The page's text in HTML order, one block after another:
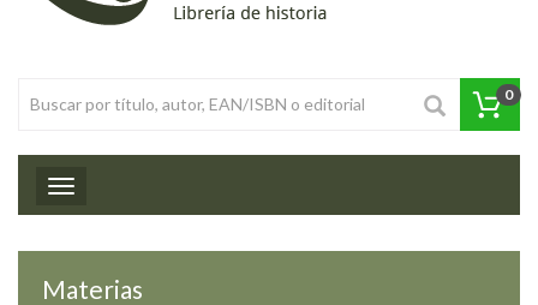
0
Toggle navigation
Materias